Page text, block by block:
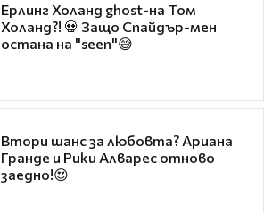
Ерлинг Холанд ghost-на Том
Холанд?! 💀 Защо Спайдър-мен
остана на "seen"😅
Втори шанс за любовта? Ариана
Гранде и Рики Алварес отново
заедно!😍